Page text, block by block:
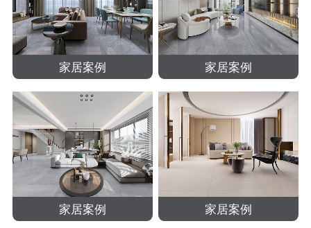
家居案例 家居案例
家居案例 家居案例